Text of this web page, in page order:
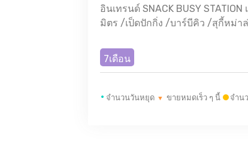
มหัศจรรย์ 72 ชั้น (ชมภายนอก) แลน
อินเทรนด์ SNACK BUSY
7เดือน